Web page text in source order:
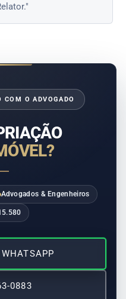
COM O ADVOGADO
Advogados & Engenheiros
0883